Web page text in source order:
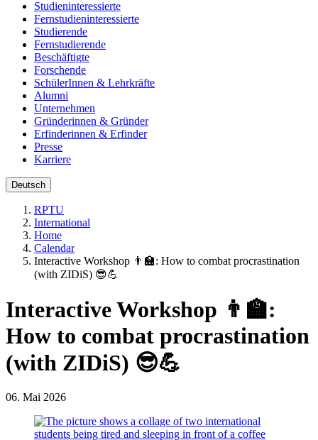
Studieninteressierte
Fernstudieninteressierte
Studierende
Fernstudierende
Beschäftigte
Forschende
SchülerInnen & Lehrkräfte
Alumni
Unternehmen
Gründerinnen & Gründer
Erfinderinnen & Erfinder
Presse
Karriere
Deutsch
RPTU
International
Home
Calendar
Interactive Workshop 👨‍🏫: How to combat procrastination
(with ZIDiS) 😎💪
Interactive Workshop 👨‍🏫:
How to combat procrastination
(with ZIDiS) 😎💪
06. Mai 2026